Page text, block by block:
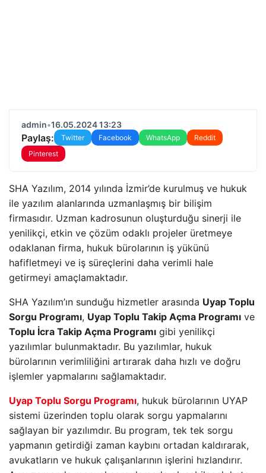
admin•16.05.2024 13:23
Paylaş: Twitter Facebook WhatsApp
Reddit
Pinterest
SHA Yazılım, 2014 yılında İzmir’de kurulmuş ve hukuk
ile yazılım alanlarında uzmanlaşmış bir bilişim
firmasıdır. Uzman kadrosunun oluşturduğu sinerji ile
yenilikçi, etkin ve çözüm odaklı projeler üretmeye
odaklanan firma, hukuk bürolarının iş yükünü
hafifletmeyi ve iş süreçlerini daha verimli hale
getirmeyi amaçlamaktadır.
SHA Yazılım’ın sunduğu hizmetler arasında Uyap Toplu
Sorgu Programı, Uyap Toplu Takip Açma Programı ve
Toplu İcra Takip Açma Programı gibi yenilikçi
yazılımlar bulunmaktadır. Bu yazılımlar, hukuk
bürolarının verimliliğini artırarak daha hızlı ve doğru
işlemler yapmalarını sağlamaktadır.
Uyap Toplu Sorgu Programı, hukuk bürolarının UYAP
sistemi üzerinden toplu olarak sorgu yapmalarını
sağlayan bir yazılımdır. Bu program, tek tek sorgu
yapmanın getirdiği zaman kaybını ortadan kaldırarak,
avukatların ve hukuk çalışanlarının işlerini hızlandırır.